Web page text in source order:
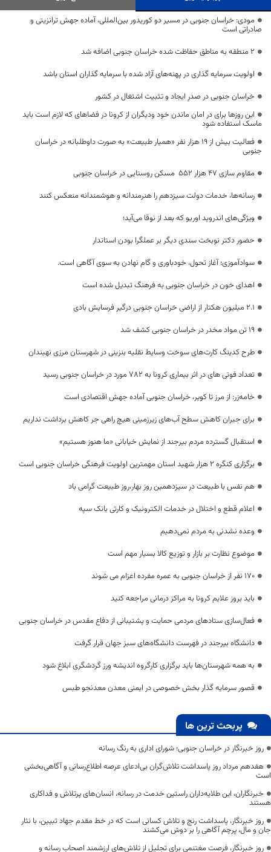
مودی: خراسان جنوبی در مسیر دو کوریدور بین‌المللی، آماده جهش ترانزیتی و
صادراتی است
۲ منطقه به مناطق حفاظت شده خراسان جنوبی اضافه شد
اولویت سرمایه گذاری در پهنه‌های آزاد شده با سرمایه گذاران استان باشد
خراسان جنوبی در صدرِ ایجاد و تثبیت اشتغال در کشور
این روزها برای در امان ماندن خود ودیگران از کرونا در فضاهای که لازم است باید
ماسک استفاده شود
فعالیت بیش از ۱۹ هزار نفر «همیار طبیعت» به صورت داوطلبانه در خراسان
جنوبی
مقاوم سازی ۴۷ هزار ۵۵۲ مسکن روستایی در خراسان جنوبی
رسانه‌ها، خدمات دولت سیزدهم را هنرمندانه و هوشمندانه منعکس کنند
ویژگی‌های اندروید اوریو که بعد از نوقا می‌آید؛
حضور دکتر نوبخت سندی دیگر بر عملگرا بودن استاندار
سوادآموزی؛ آغاز تحول، خودباوری و گام نهادن به سوی آگاهی است.
اهدای خون در خراسان جنوبی به فرهنگ تبدیل شده است
۲.۱ میلیون هکتار از اراضی خراسان جنوبی درگیر فرسایش بادی
۱۹ تن مواد مخدر در خراسان جنوبی کشف شد
طرح کدینگ کارت‌های سوخت وسایط نقلیه بنزینی در شهرستان مرزی نهبندان
تعداد فوتی های در اثر بیماری کرونا به 782 مورد در خراسان جنوبی رسید
خامه‌زر: از مرز تا کویر، خراسان جنوبی آماده جهش اقتصادی است
برای جبران کاهش سطح آب‌های زیرزمینی هیچ راهی جر کاهش برداشت نداریم
استقبال گسترده مردم بیرجند از نمایش خیابانی «ما هنوز هستیم»
برگزاری کنگره ۲ هزار شهید استان مهمترین اولویت فرهنگی خراسان جنوبی است
هم نفس با طبیعت در سیزدهمین روز بهار،روز طبیعت گرامی باد
اعلام قطع و اختلال در خدمات الکترونیک و کارتی بانک سپه
وعده نشدنی به مردم نمی‌دهیم
موضوع نظارت بر بازار و توزیع کالا بسیار مهم است
۱۷۰ نفر از خراسان جنوبی به عمره مفرده اعزام می شوند
باید بروز علایم کرونا به مراکز درمانی مراجعه کنید
فعال‌سازی ستادهای مردمی حمایت و پشتیبانی از دفاع مقدس در خراسان جنوبی
دانشگاه بیرجند در فهرست دانشگاه‌های سبز جهان قرار گرفت
به همه شهرستان‌ها باید برگزاری کارگروه اندیشه ورز گردشگری ابلاغ شود
قصور سرمایه گذار بخش خصوصی در ایمنی معدن معدنجو طبس
پربحث ترین ها
روز خبرنگار در خراسان جنوبی؛ شورای اداری به رنگ رسانه
هفدهم مرداد روز پاسداشت تلاش‌گران بی‌ادعای عرصه اطلاع‌رسانی و آگاهی‌بخشی
است
خبرنگاران، این طلایه‌داران راستین خدمت در رسانه، انسان‌های پرتلاش و فداکاری
هستند
روز خبرنگار، پاسداشت رنج و تلاش کسانی است که در خط مقدم جهاد تبیین، با نثار
جان و مال، پرچم آگاهی را بر دوش می‌کشند
روز خبرنگار، فرصت مغتنمی برای تجلیل از تلاش‌های ارزشمند اصحاب رسانه و